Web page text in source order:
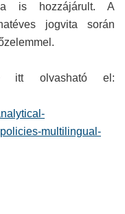
is hozzájárult. A
jogvita során
itt olvasható el:
multilingual-